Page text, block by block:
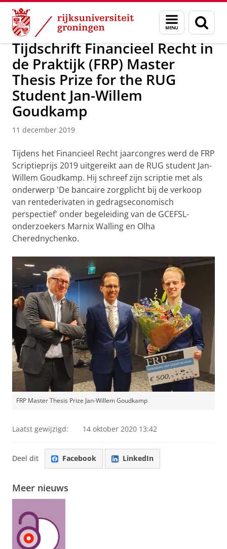
Skip
Content
Skip
Navigation
Menu
en
zoeken
Over ons News
Tijdschrift Financieel Recht in
de Praktijk (FRP) Master
Thesis Prize for the RUG
Student Jan-Willem
Goudkamp
11 december 2019
Tijdens het Financieel Recht jaarcongres werd de FRP
Scriptieprijs 2019 uitgereikt aan de RUG student Jan-
Willem Goudkamp. Hij schreef zijn scriptie met als
onderwerp 'De bancaire zorgplicht bij de verkoop
van rentederivaten in gedragseconomisch
perspectief' onder begeleiding van de GCEFSL-
onderzoekers Marnix Walling en Olha
Cherednychenko.
FRP Master Thesis Prize Jan-Willem Goudkamp
Laatst gewijzigd: 14 oktober 2020 13:42
Deel dit Facebook LinkedIn
Meer nieuws